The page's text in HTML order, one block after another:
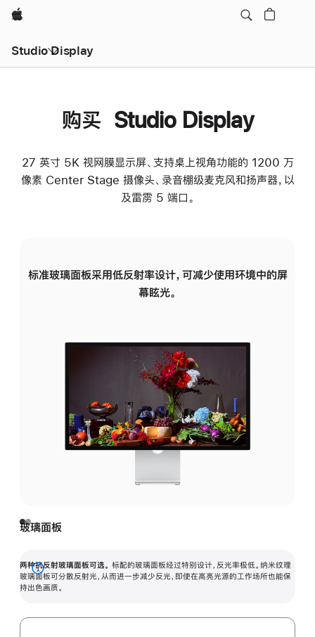
Apple
Studio Display
购买 Studio Display
27 英寸 5K 视网膜显示屏、支持桌上视角功能的 1200 万
像素 Center Stage 摄像头、录音棚级麦克风和扬声器，以
及雷雳 5 端口。
标准玻璃面板采用低反射率设计，可减少使用环境中的屏
幕眩光。
玻璃面板
两种抗反射玻璃面板可选。 标配的玻璃面板经过特别设计，反光率极低。纳米纹理
玻璃面板可分散反射光，从而进一步减少反光，即使在高亮光源的工作场所也能保
持出色画质。
展
开